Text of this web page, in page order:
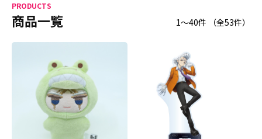
薬屋のひとりごと 夏の園遊会2026
アニメ『僕のヒーローアカデミア』10周年
ハイキュー!!ジャージ＆ユニフォーム
PRODUCTS
商品一覧 1～40件 （全53件）